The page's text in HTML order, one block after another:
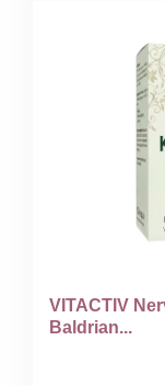
VITACTIV
Baldrian...